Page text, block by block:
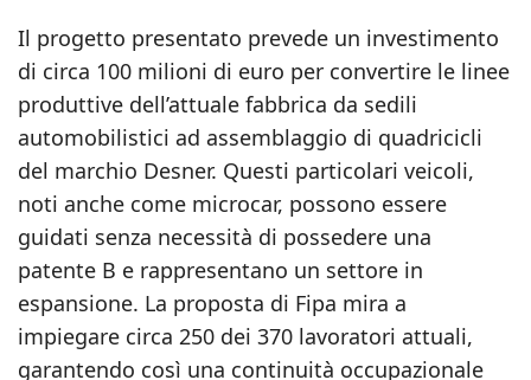
Il progetto presentato prevede un investimento
di circa 100 milioni di euro per convertire le linee
produttive dell’attuale fabbrica da sedili
automobilistici ad assemblaggio di quadricicli
del marchio Desner. Questi particolari veicoli,
noti anche come microcar, possono essere
guidati senza necessità di possedere una
patente B e rappresentano un settore in
espansione. La proposta di Fipa mira a
impiegare circa 250 dei 370 lavoratori attuali,
garantendo così una continuità occupazionale